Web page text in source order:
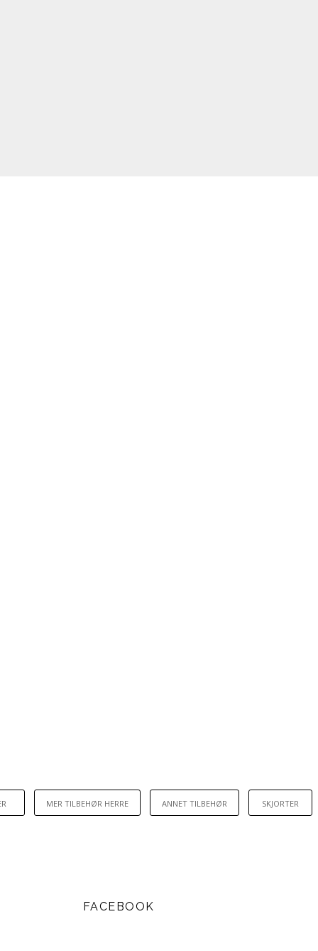
MER TILBEHØR HERRE ANNET TILBEHØR SKJORTER
FACEBOOK